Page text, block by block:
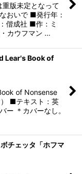
版未定となって
おいで ■発行年：
偕成社 ■作：ミ
カウフマン …
Lear's Book of
of Nonsense
■テキスト：英
ー ＊カバーなし。
チェッタ「ホフマ